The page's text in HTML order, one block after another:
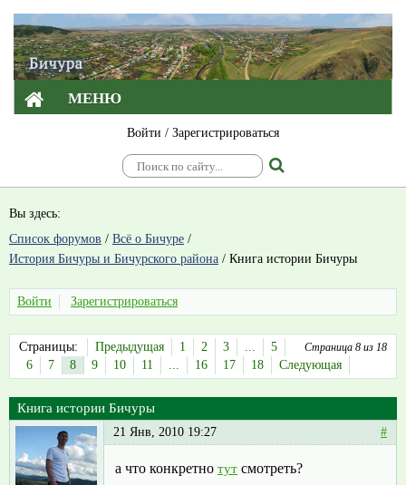
МЕНЮ
Войти / Зарегистрироваться
Вы здесь:
Список форумов / Всё о Бичуре /
История Бичуры и Бичурского района / Книга истории Бичуры
Войти Зарегистрироваться
Страница 8 из 18
Страницы: Предыдущая 1 2 3 ...
5
6
7 8 9 10 11 ... 16 17 18 Следующая
Книга истории Бичуры
21 Янв, 2010 19:27 #
а что конкретно тут смотреть?